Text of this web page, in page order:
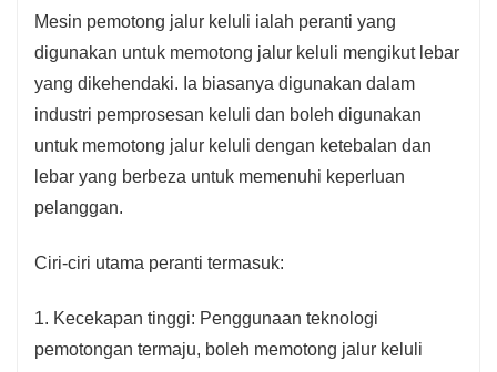
memotong saiz yang berbeza dan ketebalan jalur
keluli yang berbeza, dengan pelbagai aplikasi.
4. Tahap automasi yang tinggi: mesin pelepasan jalur
keluli dilengkapi dengan sistem kawalan automatik,
yang boleh merealisasikan pemuatan automatik,
pemotongan, pengumpulan dan operasi lain,
pengeluaran.
Mesin pemotong jalur keluli ialah peranti yang
digunakan untuk memotong jalur keluli mengikut lebar
yang dikehendaki. Ia biasanya digunakan dalam
industri pemprosesan keluli dan boleh digunakan
untuk memotong jalur keluli dengan ketebalan dan
lebar yang berbeza untuk memenuhi keperluan
pelanggan.
Ciri-ciri utama peranti termasuk:
1. Kecekapan tinggi: Penggunaan teknologi
pemotongan termaju, boleh memotong jalur keluli